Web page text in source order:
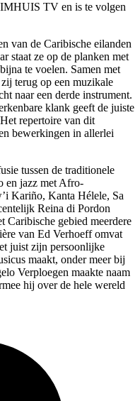
TV en is te volgen
van de Caribische eilanden
staat ze op de planken met
te voelen. Samen met
terug op een muzikale
naar een derde instrument.
klank geeft de juiste
repertoire van dit
bewerkingen in allerlei
tussen de traditionele
en jazz met Afro-
Kariño, Kanta Hélele, Sa
Reina di Pordon
Caribische gebied meerdere
van Ed Verhoeff omvat
juist zijn persoonlijke
maakt, onder meer bij
Verploegen maakte naam
hij over de hele wereld